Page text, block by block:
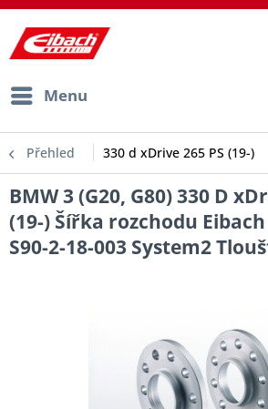
Menu
Přehled 330 d xDrive 265 PS (19-)
BMW 3 (G20, G80) 330 D
(19-) Šířka rozchodu
S90-2-18-003 System2